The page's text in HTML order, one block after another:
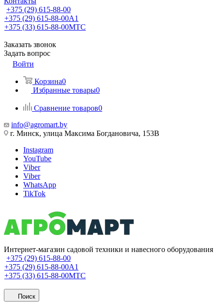
+375 (29) 615-88-00
+375 (29) 615-88-00A1
+375 (33) 615-88-00МТС
Заказать звонок
Задать вопрос
Войти
Корзина0
Избранные товары0
Сравнение товаров0
info@agromart.by
г. Минск, улица Максима Богдановича, 153В
Instagram
YouTube
Viber
Viber
WhatsApp
TikTok
Интернет-магазин садовой техники и навесного оборудования
+375 (29) 615-88-00
+375 (29) 615-88-00A1
+375 (33) 615-88-00МТС
Поиск